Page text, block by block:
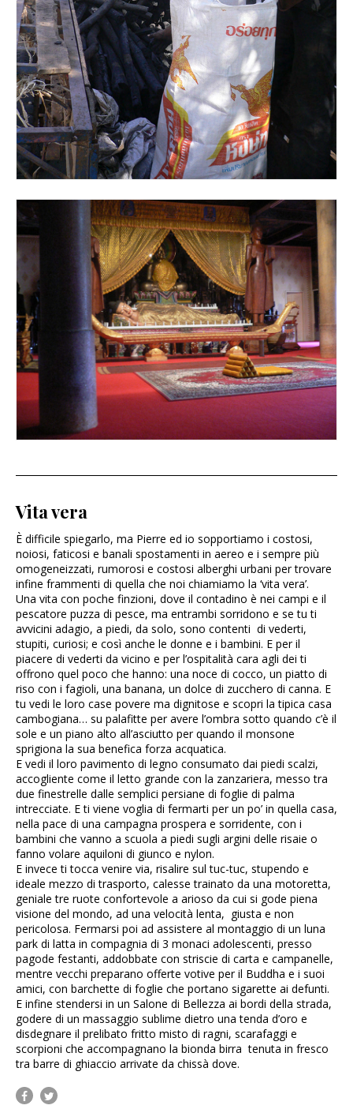
Vita vera
È difficile spiegarlo, ma Pierre ed io sopportiamo i costosi,
noiosi, faticosi e banali spostamenti in aereo e i sempre più
omogeneizzati, rumorosi e costosi alberghi urbani per trovare
infine frammenti di quella che noi chiamiamo la ‘vita vera’.
Una vita con poche finzioni, dove il contadino è nei campi e il
pescatore puzza di pesce, ma entrambi sorridono e se tu ti
avvicini adagio, a piedi, da solo, sono contenti di vederti,
stupiti, curiosi; e così anche le donne e i bambini. E per il
piacere di vederti da vicino e per l’ospitalità cara agli dei ti
offrono quel poco che hanno: una noce di cocco, un piatto di
riso con i fagioli, una banana, un dolce di zucchero di canna. E
tu vedi le loro case povere ma dignitose e scopri la tipica casa
cambogiana… su palafitte per avere l’ombra sotto quando c’è il
sole e un piano alto all’asciutto per quando il monsone
sprigiona la sua benefica forza acquatica.
E vedi il loro pavimento di legno consumato dai piedi scalzi,
accogliente come il letto grande con la zanzariera, messo tra
due finestrelle dalle semplici persiane di foglie di palma
intrecciate. E ti viene voglia di fermarti per un po’ in quella casa,
nella pace di una campagna prospera e sorridente, con i
bambini che vanno a scuola a piedi sugli argini delle risaie o
fanno volare aquiloni di giunco e nylon.
E invece ti tocca venire via, risalire sul tuc-tuc, stupendo e
ideale mezzo di trasporto, calesse trainato da una motoretta,
geniale tre ruote confortevole a arioso da cui si gode piena
visione del mondo, ad una velocità lenta, giusta e non
pericolosa. Fermarsi poi ad assistere al montaggio di un luna
park di latta in compagnia di 3 monaci adolescenti, presso
pagode festanti, addobbate con striscie di carta e campanelle,
mentre vecchi preparano offerte votive per il Buddha e i suoi
amici, con barchette di foglie che portano sigarette ai defunti.
E infine stendersi in un Salone di Bellezza ai bordi della strada,
godere di un massaggio sublime dietro una tenda d’oro e
disdegnare il prelibato fritto misto di ragni, scarafaggi e
scorpioni che accompagnano la bionda birra tenuta in fresco
tra barre di ghiaccio arrivate da chissà dove.